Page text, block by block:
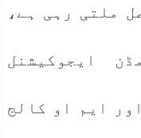
ملتی رہی ہے،
ایجوکیشنل
ایم او کالج